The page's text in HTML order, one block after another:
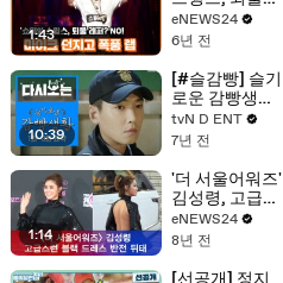
Talk
1:43
래퍼? 마이크
던지고 폭풍 랩
탄생'
eNEWS24
6년 전
10:39
[#슬감빵] 슬기
로운 감빵생활
1~3화 몰아보기
(환멸과 환장이
생활의 시작) |
#다시보는슬
기로운감빵생
활 | #Diggle
tvN D ENT
7년 전
1:14
'더 서울어워즈'
김성령, 고급스
런 블랙 드레스
반전 뒤태
eNEWS24
8년 전